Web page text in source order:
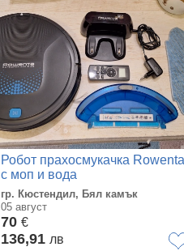
Робот прахосмукачка Rowenta
с моп и вода
гр. Кюстендил, Бял камък
05 август
70 €
136,91 лв